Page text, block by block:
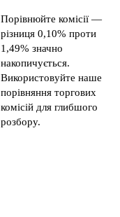
Порівнюйте комісії —
різниця 0,10% проти
1,49% значно
накопичується.
Використовуйте наше
порівняння торгових
комісій для глибшого
розбору.